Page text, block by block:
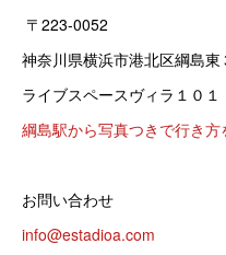
〒223-0052
神奈川県横浜市港北区綱島東
ライブスペースヴィラ１０１
綱島駅から写真つきで行き方
お問い合わせ
info@estadioa.com